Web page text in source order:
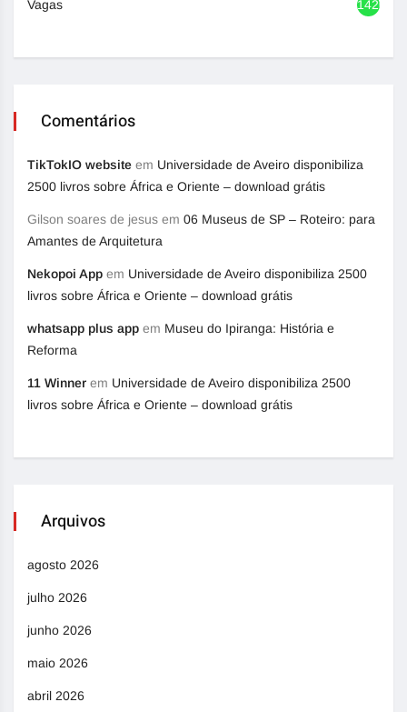
Vagas 1420
Comentários
TikTokIO website em Universidade de Aveiro disponibiliza
2500 livros sobre África e Oriente – download grátis
Gilson soares de jesus em 06 Museus de SP – Roteiro: para
Amantes de Arquitetura
Nekopoi App em Universidade de Aveiro disponibiliza 2500
livros sobre África e Oriente – download grátis
whatsapp plus app em Museu do Ipiranga: História e
Reforma
11 Winner em Universidade de Aveiro disponibiliza 2500
livros sobre África e Oriente – download grátis
Arquivos
agosto 2026
julho 2026
junho 2026
maio 2026
abril 2026